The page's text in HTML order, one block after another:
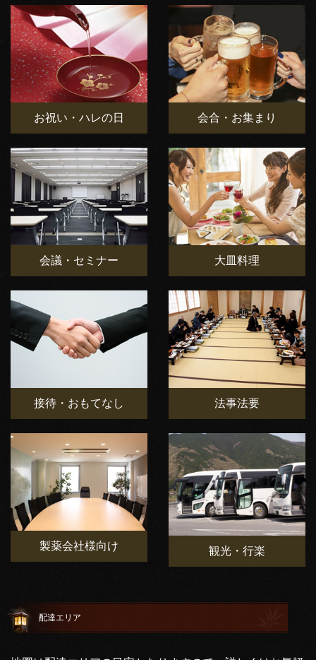
お祝い・ハレの日 会合・お集まり
会議・セミナー 大皿料理
接待・おもてなし 法事法要
製薬会社様向け 観光・行楽
配達エリア